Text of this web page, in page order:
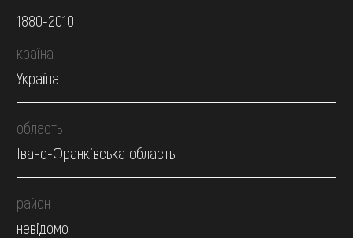
1880-2010
країна
Україна
область
Івано-Франківська область
район
невідомо